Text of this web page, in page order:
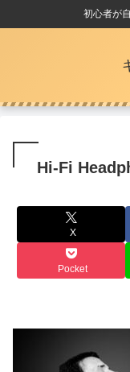
初心者が
Hi-Fi
X
Pocket